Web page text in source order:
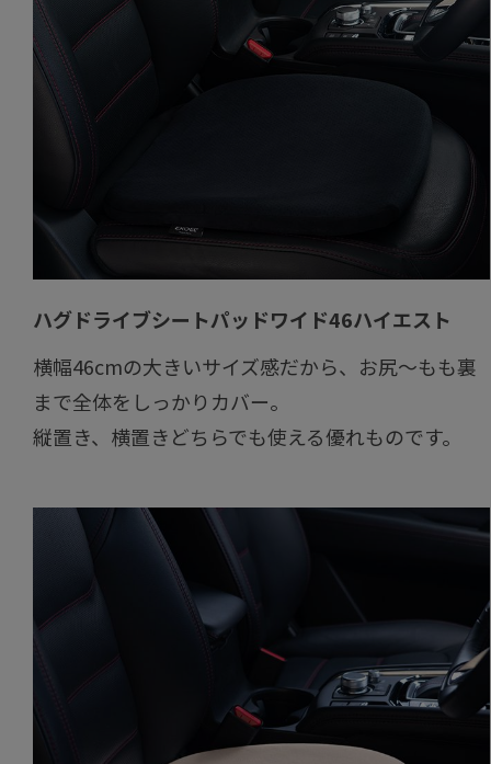
ハグドライブシートパッドワイド46ハイエスト
横幅46cmの大きいサイズ感だから、お尻～もも裏
まで全体をしっかりカバー。
縦置き、横置きどちらでも使える優れものです。